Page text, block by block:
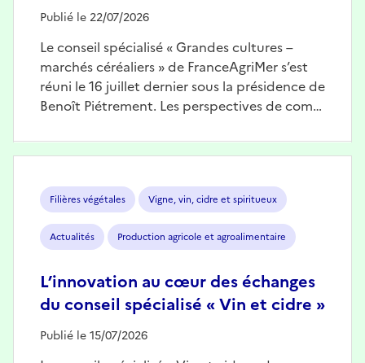
Publié le 22/07/2026
Le conseil spécialisé « Grandes cultures –
marchés céréaliers » de FranceAgriMer s’est
réuni le 16 juillet dernier sous la présidence de
Benoît Piétrement. Les perspectives de com…
Filières végétales Vigne, vin, cidre et spiritueux
Actualités Production agricole et agroalimentaire
L’innovation au cœur des échanges
du conseil spécialisé « Vin et cidre »
Publié le 15/07/2026